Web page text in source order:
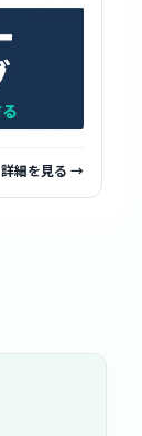
詳細を見る →